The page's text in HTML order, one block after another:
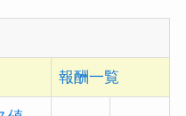
報酬一覧